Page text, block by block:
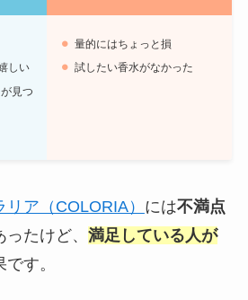
しい
見つ
量的にはちょっと損
試したい香水がなかった
リア（COLORIA） には不満点
ったけど、 満足している人が
す。